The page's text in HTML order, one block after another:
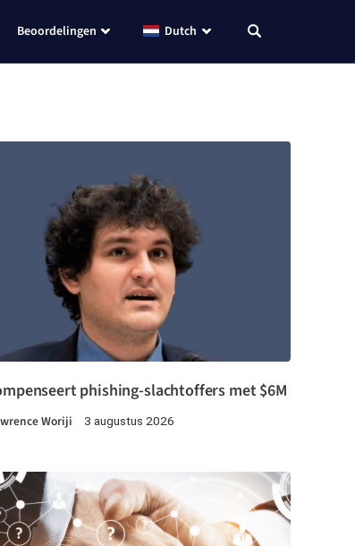
Beoordelingen Dutch
phishing-slachtoffers met $6M
Woriji 3 augustus 2026